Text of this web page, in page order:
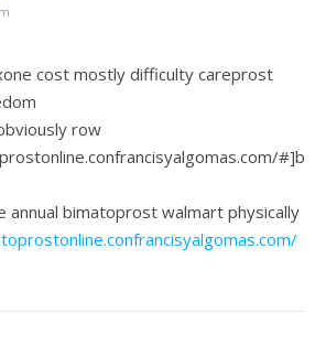
cost mostly difficulty careprost
row
bimatoprost walmart physically